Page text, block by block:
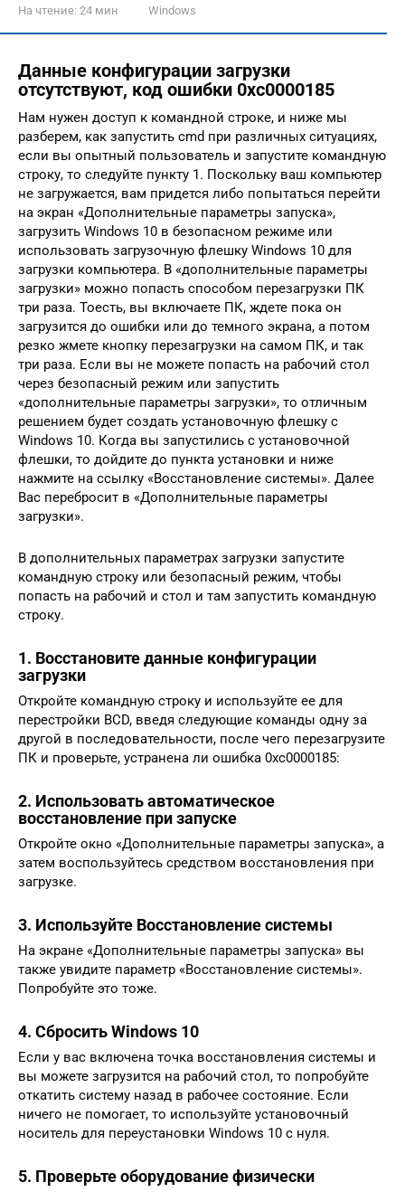
На чтение: 24 мин Windows
Данные конфигурации загрузки
отсутствуют, код ошибки 0xc0000185
Нам нужен доступ к командной строке, и ниже мы
разберем, как запустить cmd при различных ситуациях,
если вы опытный пользователь и запустите командную
строку, то следуйте пункту 1. Поскольку ваш компьютер
не загружается, вам придется либо попытаться перейти
на экран «Дополнительные параметры запуска»,
загрузить Windows 10 в безопасном режиме или
использовать загрузочную флешку Windows 10 для
загрузки компьютера. В «дополнительные параметры
загрузки» можно попасть способом перезагрузки ПК
три раза. Тоесть, вы включаете ПК, ждете пока он
загрузится до ошибки или до темного экрана, а потом
резко жмете кнопку перезагрузки на самом ПК, и так
три раза. Если вы не можете попасть на рабочий стол
через безопасный режим или запустить
«дополнительные параметры загрузки», то отличным
решением будет создать установочную флешку с
Windows 10. Когда вы запустились с установочной
флешки, то дойдите до пункта установки и ниже
нажмите на ссылку «Восстановление системы». Далее
Вас перебросит в «Дополнительные параметры
загрузки».
В дополнительных параметрах загрузки запустите
командную строку или безопасный режим, чтобы
попасть на рабочий и стол и там запустить командную
строку.
1. Восстановите данные конфигурации
загрузки
Откройте командную строку и используйте ее для
перестройки BCD, введя следующие команды одну за
другой в последовательности, после чего перезагрузите
ПК и проверьте, устранена ли ошибка 0xc0000185:
2. Использовать автоматическое
восстановление при запуске
Откройте окно «Дополнительные параметры запуска», а
затем воспользуйтесь средством восстановления при
загрузке.
3. Используйте Восстановление системы
На экране «Дополнительные параметры запуска» вы
также увидите параметр «Восстановление системы».
Попробуйте это тоже.
4. Сбросить Windows 10
Если у вас включена точка восстановления системы и
вы можете загрузится на рабочий стол, то попробуйте
откатить систему назад в рабочее состояние. Если
ничего не помогает, то используйте установочный
носитель для переустановки Windows 10 с нуля.
5. Проверьте оборудование физически